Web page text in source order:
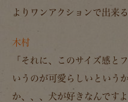
よりワンアクションで出来
木村
「それに、このサイズ感と
いうのが可愛らしいという
か、、、犬が好きなんですよ